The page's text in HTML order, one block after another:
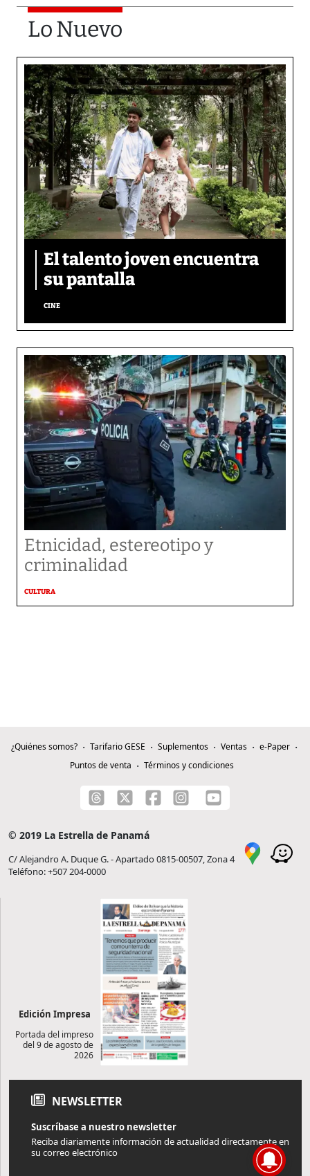
Lo Nuevo
El talento joven encuentra
su pantalla​
CINE
Etnicidad, estereotipo y
criminalidad
CULTURA
¿Quiénes somos? Tarifario GESE Suplementos Ventas
e-Paper
Puntos de venta
Términos y condiciones
© 2019 La Estrella de Panamá
C/ Alejandro A. Duque G. - Apartado 0815-00507, Zona 4
Teléfono: +507 204-0000
Edición Impresa
Portada del impreso
del 9 de agosto de
2026
NEWSLETTER
Suscríbase a nuestro newsletter
Reciba diariamente información de actualidad directamente en
su correo electrónico